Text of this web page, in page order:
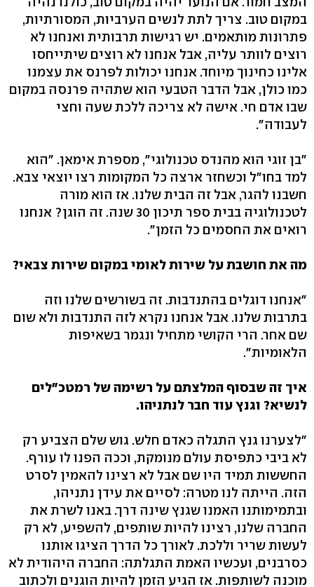
במקום טוב. צריך לתת לנשים הערביות, המסורתיות,
פתרונות מותאמים. יש רגישות תרבותית ואנחנו לא
רוצים לוותר עליה, אבל אנחנו לא רוצים שיתייחסו
אלינו כחינוך מיוחד. אנחנו יכולות לפרנס את עצמנו
כמו כולן, אבל הדבר הטבעי הוא שתהיה פרנסה במקום
שבו אדם חי. אישה לא צריכה ללכת שעה וחצי
לעבודה".
"בן זוגי הוא מהנדס טכנולוגי", מספרת אימאן. "הוא
למד בחו"ל וכשחזר ארצה כל המקומות רצו יוצאי צבא.
חשבנו להגר, אבל זה הבית שלנו. אז הוא מורה
לטכנולוגיה בבית ספר תיכון 30 שנה. זה הוגן? אנחנו
רואים את החסמים כל הזמן".
מה את חושבת על שירות לאומי במקום שירות צבאי?
"אנחנו דוגלים בהתנדבות. זה בשורשים שלנו וזה
בתרבות שלנו. אבל אנחנו נקרא לזה התנדבות ולא שום
שם אחר. הרי הקושי מתחיל ונגמר בשאיפות
הלאומיות".
איך זה שבסוף המלצתם על רשימה של רמטכ"לים
לנשיא? וגנץ עוד חבר לנתניהו.
"לצערנו גנץ התגלה כאדם חלש. גוש שלם הצביע רק
לא ביבי כתפיסת עולם מנומקת, וככה הפנו לו עורף.
החששות תמיד היו שם אבל לא רצינו להאמין לסרט
הזה. הייתה לנו מטרה: לסיים את עידן נתניהו,
ובתמימותנו האמנו שגנץ שינה דרך. באנו לשרת את
החברה שלנו, רצינו להיות שותפים, להשפיע, לא רק
לעשות שריר וללכת. לאורך כל הדרך הציגו אותנו
כסרבנים, ועכשיו האמת התגלתה: החברה היהודית לא
מוכנה לשותפות. אז הגיע הזמן להיות הוגנים ולכתוב